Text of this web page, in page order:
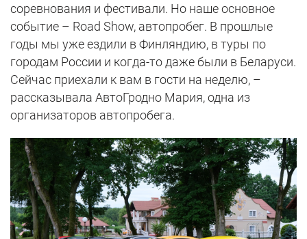
соревнования и фестивали. Но наше основное
событие – Road Show, автопробег. В прошлые
годы мы уже ездили в Финляндию, в туры по
городам России и когда-то даже были в Беларуси.
Сейчас приехали к вам в гости на неделю, –
рассказывала АвтоГродно Мария, одна из
организаторов автопробега.